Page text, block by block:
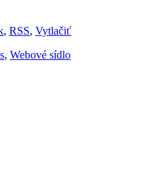
, RSS, Vytlačiť
, Webové sídlo